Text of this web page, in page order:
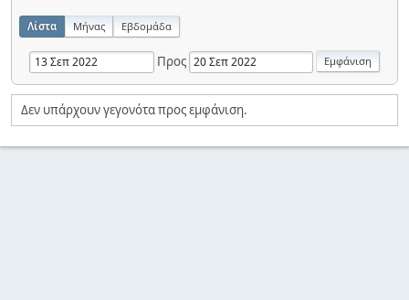
Λίστα Μήνας Εβδομάδα
Προς
Δεν υπάρχουν γεγονότα προς εμφάνιση.